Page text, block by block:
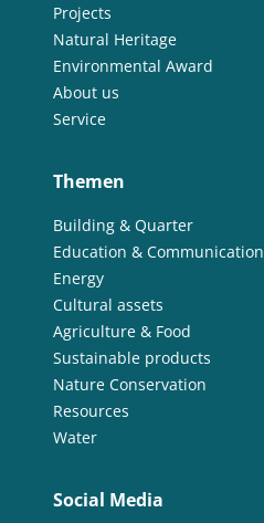
Projects
Natural Heritage
Environmental Award
About us
Service
Themen
Building & Quarter
Education & Communication
Energy
Cultural assets
Agriculture & Food
Sustainable products
Nature Conservation
Resources
Water
Social Media